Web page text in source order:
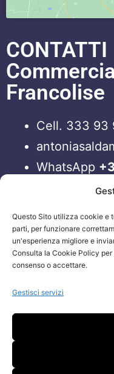
Questo Sito utilizza cookie e
parti, per funzionare
un'esperienza migliore e
Consulta la Cookie Policy
consenso o accettare.
Gestisci servizi
CONTATTI
Francolise
Cell. 333 93
WhatsApp
ORARI APERTURA
Lun-Ven 09:00
Siamo sempre
Non esiti a
sopraelencati via
Attenzione: Si